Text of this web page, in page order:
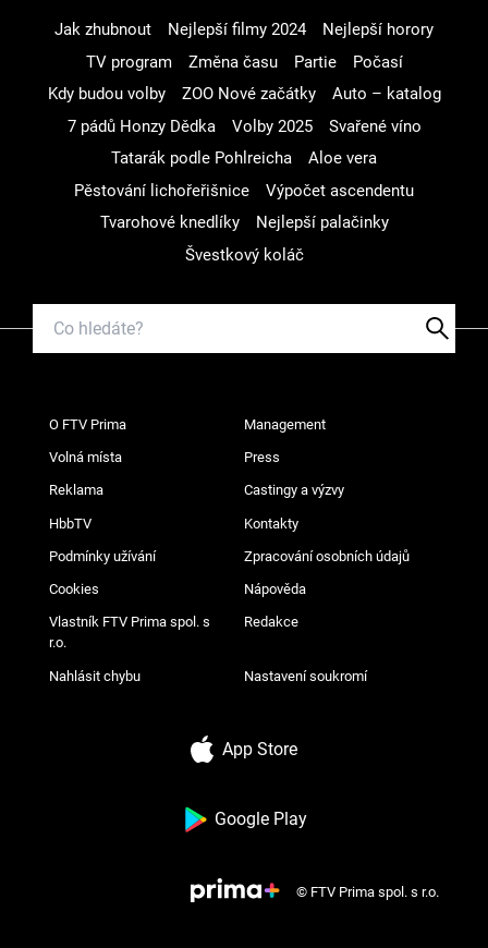
Jak zhubnout Nejlepší filmy 2024
Nejlepší horory
TV program
Změna času Partie
Počasí
Kdy budou volby
ZOO Nové začátky
Auto – katalog
7 pádů Honzy Dědka
Volby 2025
Svařené víno
Tatarák podle Pohlreicha
Aloe vera
Pěstování lichořeřišnice
Výpočet ascendentu
Tvarohové knedlíky
Nejlepší palačinky
Švestkový koláč
O FTV Prima Management
Volná místa Press
Reklama Castingy a výzvy
HbbTV Kontakty
Podmínky užívání Zpracování osobních údajů
Cookies Nápověda
Vlastník FTV Prima spol. s
r.o.
Redakce
Nahlásit chybu Nastavení soukromí
App Store
Google Play
© FTV Prima spol. s r.o.